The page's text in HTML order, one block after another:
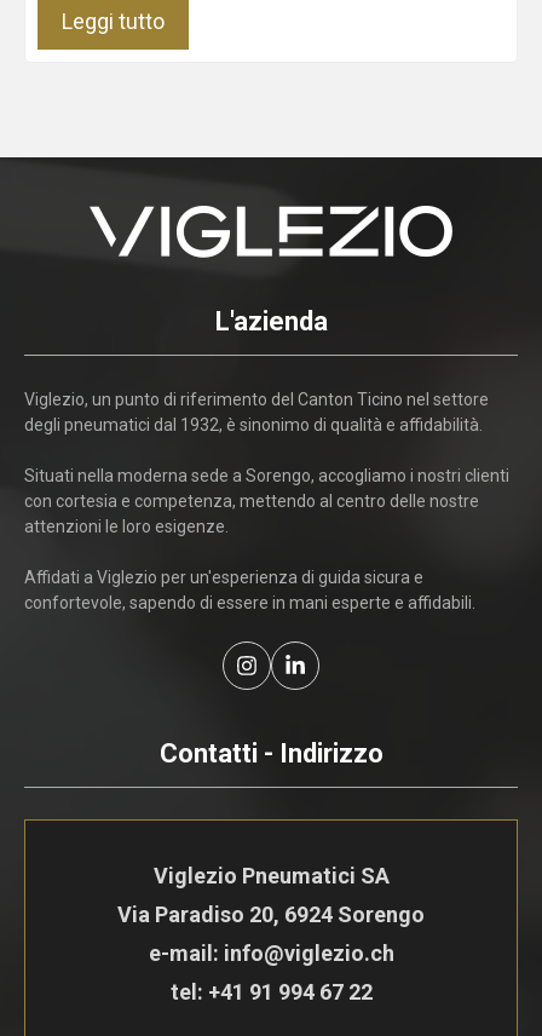
Leggi tutto
L'azienda
Viglezio, un punto di riferimento del Canton Ticino nel settore
degli pneumatici dal 1932, è sinonimo di qualità e affidabilità.
Situati nella moderna sede a Sorengo, accogliamo i nostri clienti
con cortesia e competenza, mettendo al centro delle nostre
attenzioni le loro esigenze.
Affidati a Viglezio per un'esperienza di guida sicura e
confortevole, sapendo di essere in mani esperte e affidabili.
Contatti - Indirizzo
Viglezio Pneumatici SA
Via Paradiso 20, 6924 Sorengo
e-mail: info@viglezio.ch
tel: +41 91 994 67 22